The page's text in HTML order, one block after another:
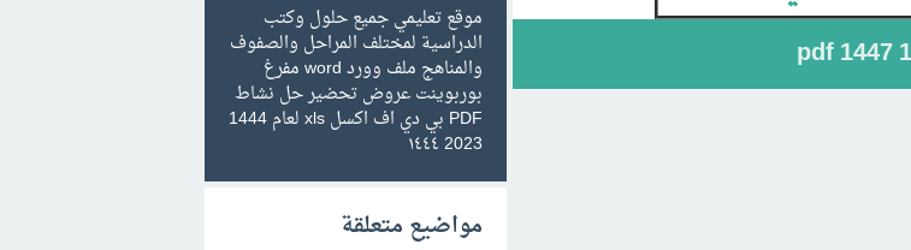
موقع تعليمي جميع حلول وكتب
الدراسية لمختلف المراحل والصفوف
والمناهج ملف وورد word مفرغ
بوربوينت عروض تحضير حل نشاط
PDF بي دي اف اكسل xls لعام 1444
2023 ١٤٤٤
مواضيع متعلقة